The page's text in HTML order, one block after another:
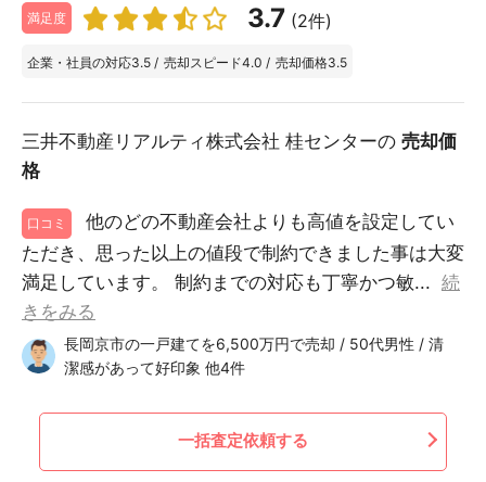
満足度 3.7 (2件)
企業・社員の対応3.5 / 売却スピード4.0 / 売却価格3.5
三井不動産リアルティ株式会社 桂センターの 売却価
格
口コミ
他のどの不動産会社よりも高値を設定してい
ただき、思った以上の値段で制約できました事は大変
満足しています。 制約までの対応も丁寧かつ敏... 続
きをみる
長岡京市の一戸建てを6,500万円で売却 / 50代男性 / 清
潔感があって好印象 他4件
一括査定依頼する